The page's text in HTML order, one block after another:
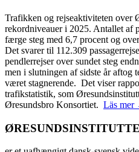
Trafikken og rejseaktiviteten over
rekordniveauer i 2025. Antallet af
færge steg med 6,7 procent og
Det svarer til 112.309
pendlerrejser over sundet steg
men i slutningen af sidste år aftog
været stagnerende. Det viser
trafikstatistik, som
Øresundsbro Konsortiet. Läs mer